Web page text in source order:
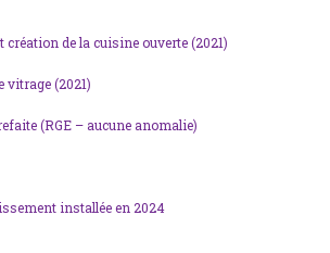
de la cuisine ouverte (2021)
vitrage (2021)
(RGE – aucune anomalie)
installée en 2024